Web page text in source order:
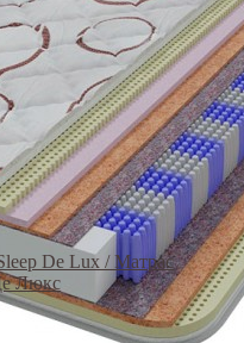
De Lux / Матрас
Люкс